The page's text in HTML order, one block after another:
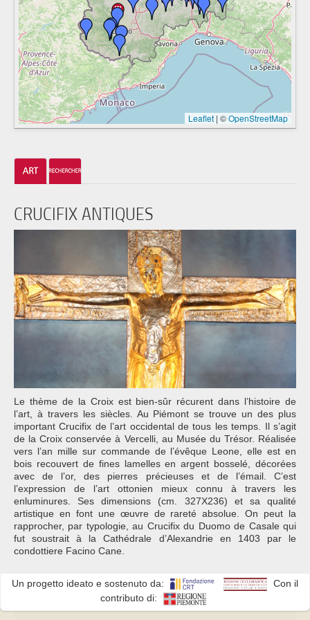
Leaflet | ©OpenStreetMap
CRUCIFIX ANTIQUES
Le thème de la Croix est bien-sûr récurent dans l’histoire de
l’art, à travers les siècles. Au Piémont se trouve un des plus
important Crucifix de l’art occidental de tous les temps. Il s’agit
de la Croix conservée à Vercelli, au Musée du Trésor. Réalisée
vers l’an mille sur commande de l’évêque Leone, elle est en
bois recouvert de fines lamelles en argent bosselé, décorées
avec de l’or, des pierres précieuses et de l’émail. C’est
l’expression de l’art ottonien mieux connu à travers les
enluminures. Ses dimensions (cm. 327X236) et sa qualité
artistique en font une œuvre de rareté absolue. On peut la
rapprocher, par typologie, au Crucifix du Duomo de Casale qui
fut soustrait à la Cathédrale d’Alexandrie en 1403 par le
condottiere Facino Cane.
Un progetto ideato e sostenuto da:
Con il
contributo di: